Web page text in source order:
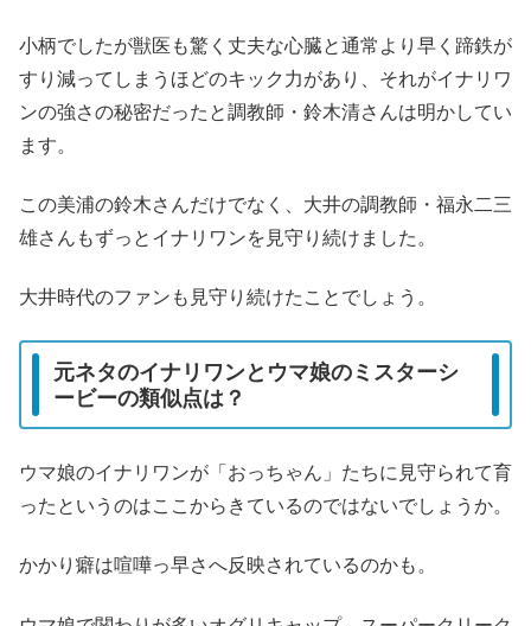
小柄でしたが獣医も驚く丈夫な心臓と通常より早く蹄鉄が
すり減ってしまうほどのキック力があり、それがイナリワ
ンの強さの秘密だったと調教師・鈴木清さんは明かしてい
ます。
この美浦の鈴木さんだけでなく、大井の調教師・福永二三
雄さんもずっとイナリワンを見守り続けました。
大井時代のファンも見守り続けたことでしょう。
元ネタのイナリワンとウマ娘のミスターシ
ービーの類似点は？
ウマ娘のイナリワンが「おっちゃん」たちに見守られて育
ったというのはここからきているのではないでしょうか。
かかり癖は喧嘩っ早さへ反映されているのかも。